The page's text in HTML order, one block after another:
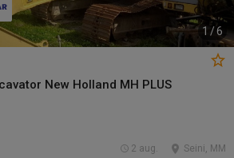
1 /6
New Holland MH PLUS
Seini, MM
2 aug.